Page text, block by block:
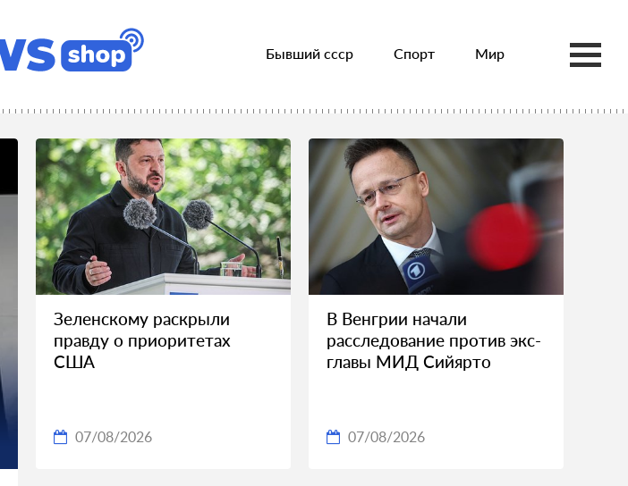
Бывший ссср Спорт Мир
Зеленскому раскрыли
правду о приоритетах
США
07/08/2026
В Венгрии начали
расследование против экс-
главы МИД Сийярто
07/08/2026